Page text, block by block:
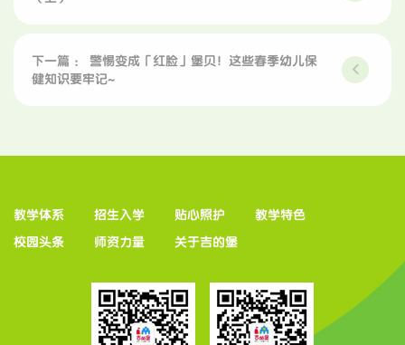
下一篇 ： 警惕变成「红脸」堡贝！这些春季幼儿保
健知识要牢记~
教学体系 招生入学 贴心照护 教学特色
校园头条 师资力量 关于吉的堡